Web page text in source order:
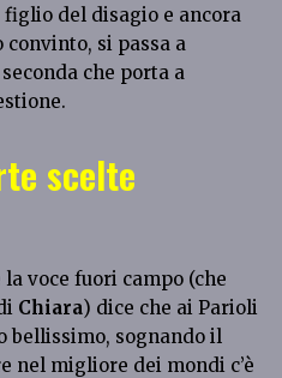
del disagio e ancora
si passa a
che porta a
scelte
voce fuori campo (che
Chiara) dice che ai Parioli
bellissimo, sognando il
nel migliore dei mondi c’è